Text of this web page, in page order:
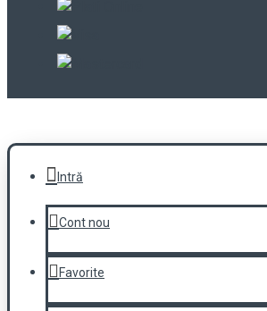
Intră
Cont nou
Favorite